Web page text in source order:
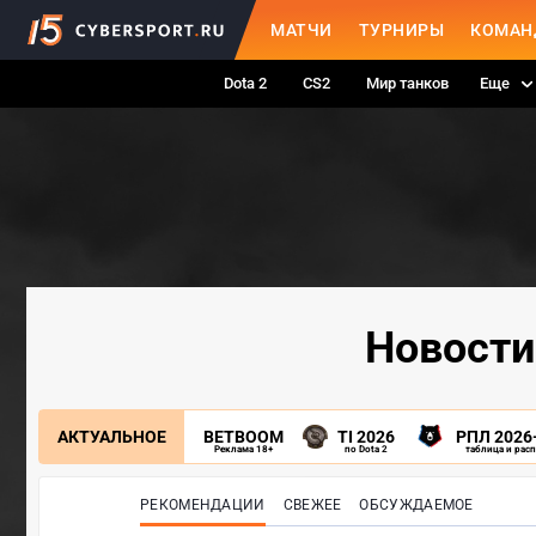
МАТЧИ ТУРНИРЫ
Dota 2 CS2 Мир танков Еще
АКТУАЛЬНОЕ BETBOOM
Реклама 18+
TI 2026
по Dota 2
РПЛ
таблица и
РЕКОМЕНДАЦИИ СВЕЖЕЕ ОБСУЖДАЕМОЕ